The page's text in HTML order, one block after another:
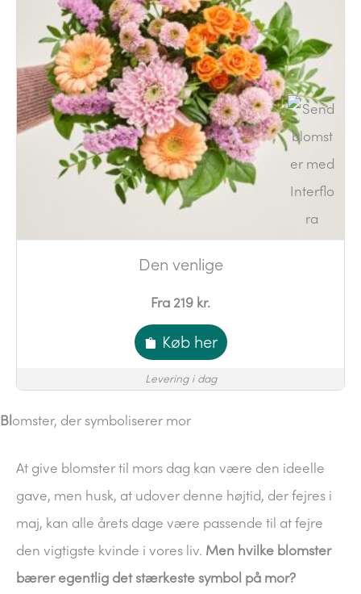
Den venlige
Fra 219 kr.
Køb her
Levering i dag
Blomster, der symboliserer mor
At give blomster til mors dag kan være den ideelle
gave, men husk, at udover denne højtid, der fejres i
maj, kan alle årets dage være passende til at fejre
den vigtigste kvinde i vores liv. Men hvilke blomster
bærer egentlig det stærkeste symbol på mor?